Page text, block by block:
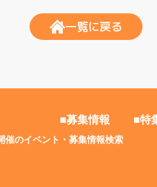
一覧に戻る
催のイベント
■募集情報
募集情報検索
■特